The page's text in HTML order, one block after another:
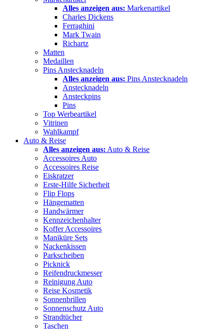
Alles anzeigen aus: Markenartikel
Charles Dickens
Ferraghini
Mark Twain
Richartz
Matten
Medaillen
Pins Anstecknadeln
Alles anzeigen aus: Pins Anstecknadeln
Anstecknadeln
Ansteckpins
Pins
Top Werbeartikel
Vitrinen
Wahlkampf
Auto & Reise
Alles anzeigen aus: Auto & Reise
Accessoires Auto
Accessoires Reise
Eiskratzer
Erste-Hilfe Sicherheit
Flip Flops
Hängematten
Handwärmer
Kennzeichenhalter
Koffer Accessoires
Maniküre Sets
Nackenkissen
Parkscheiben
Picknick
Reifendruckmesser
Reinigung Auto
Reise Kosmetik
Sonnenbrillen
Sonnenschutz Auto
Strandtücher
Taschen